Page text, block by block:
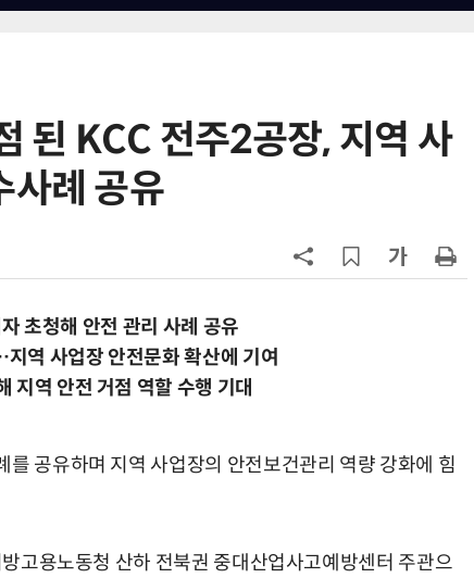
된 KCC 전주2공장, 지역 사
사례 공유
초청해 안전 관리 사례 공유
역 사업장 안전문화 확산에 기여
지역 안전 거점 역할 수행 기대
공유하며 지역 사업장의 안전보건관리 역량 강화에 힘
고용노동청 산하 전북권 중대산업사고예방센터 주관으
6
“AI, 빛으로 通한다”…25일 전자신
솔루션, 광 통신 솔루션 수직 계열
화…'실리콘 포토닉스·CPO 집중 공
분기 사상 최대 매출
9
[사설] 차세대 전력반도체 R&D, 참
여 대기업 파격 혜택 줘라
10 소프트피브이·성균관대, 실내용 3차
원 구형 태양전지 IEC 국제표준 개발